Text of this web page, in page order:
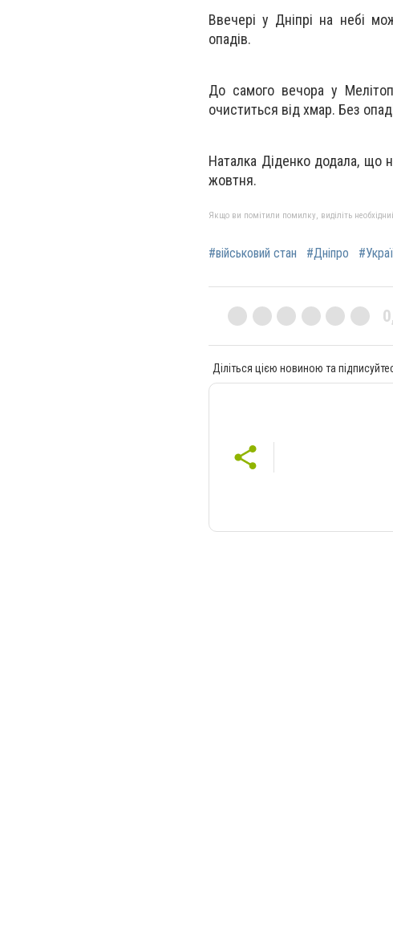
Ввечері у Дніпрі на небі
опадів.
До самого вечора у
очиститься від хмар. Без
Наталка Діденко додала, що
жовтня.
Якщо ви помітили помилку, виділіть
#військовий стан #Дніпро
Діліться цією новиною та